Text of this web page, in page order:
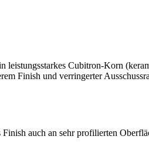
Cubitron-Korn
Finish und verringerter
auch an sehr profilierten